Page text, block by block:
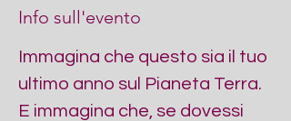
Info sull'evento
Immagina che questo sia il tuo
ultimo anno sul Pianeta Terra.
E immagina che, se dovessi